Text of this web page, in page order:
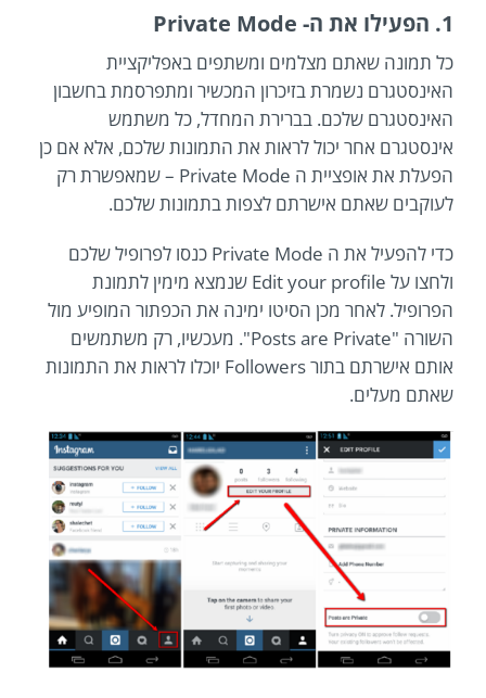
1. הפעילו את ה- Private Mode
כל תמונה שאתם מצלמים ומשתפים באפליקציית
האינסטגרם נשמרת בזיכרון המכשיר ומתפרסמת בחשבון
האינסטגרם שלכם. בברירת המחדל, כל משתמש
אינסטגרם אחר יכול לראות את התמונות שלכם, אלא אם כן
הפעלת את אופציית ה Private Mode – שמאפשרת רק
לעוקבים שאתם אישרתם לצפות בתמונות שלכם.
כדי להפעיל את ה Private Mode כנסו לפרופיל שלכם
ולחצו על Edit your profile שנמצא מימין לתמונת
הפרופיל. לאחר מכן הסיטו ימינה את הכפתור המופיע מול
השורה "Posts are Private". מעכשיו, רק משתמשים
אותם אישרתם בתור Followers יוכלו לראות את התמונות
שאתם מעלים.